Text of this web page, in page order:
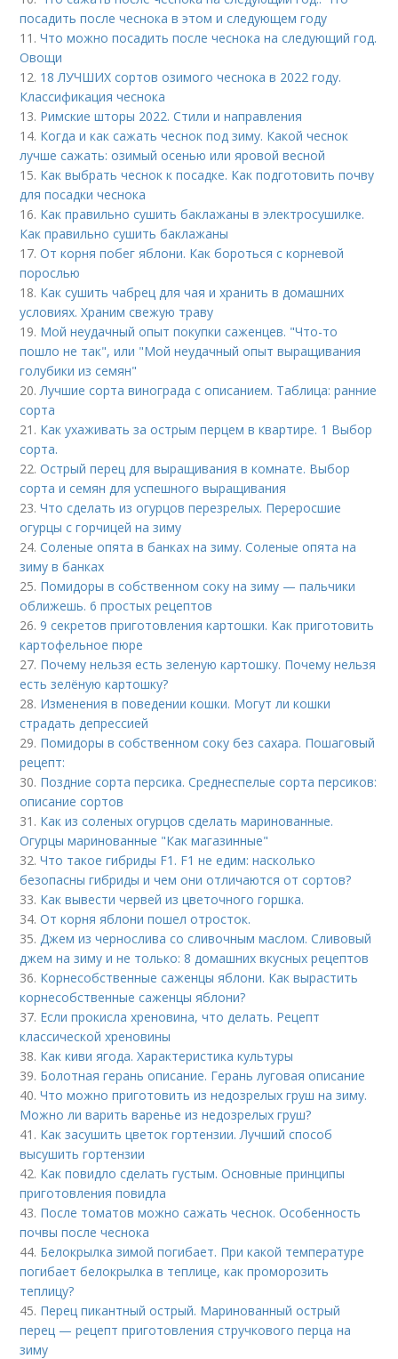
посадить после чеснока в этом и следующем году
11.Что можно посадить после чеснока на следующий год.
Овощи
12. 18 ЛУЧШИХ сортов озимого чеснока в 2022 году.
Классификация чеснока
13. Римские шторы 2022. Стили и направления
14. Когда и как сажать чеснок под зиму. Какой чеснок
лучше сажать: озимый осенью или яровой весной
15. Как выбрать чеснок к посадке. Как подготовить почву
для посадки чеснока
16. Как правильно сушить баклажаны в электросушилке.
Как правильно сушить баклажаны
17.От корня побег яблони. Как бороться с корневой
порослью
18. Как сушить чабрец для чая и хранить в домашних
условиях. Храним свежую траву
19. Мой неудачный опыт покупки саженцев. "Что-то
пошло не так", или "Мой неудачный опыт выращивания
голубики из семян"
20.Лучшие сорта винограда с описанием. Таблица: ранние
сорта
21. Как ухаживать за острым перцем в квартире. 1 Выбор
сорта.
22.Острый перец для выращивания в комнате. Выбор
сорта и семян для успешного выращивания
23.Что сделать из огурцов перезрелых. Переросшие
огурцы с горчицей на зиму
24.Соленые опята в банках на зиму. Соленые опята на
зиму в банках
25. Помидоры в собственном соку на зиму — пальчики
оближешь. 6 простых рецептов
26.9 секретов приготовления картошки. Как приготовить
картофельное пюре
27. Почему нельзя есть зеленую картошку. Почему нельзя
есть зелёную картошку?
28. Изменения в поведении кошки. Могут ли кошки
страдать депрессией
29. Помидоры в собственном соку без сахара. Пошаговый
рецепт:
30. Поздние сорта персика. Среднеспелые сорта персиков:
описание сортов
31. Как из соленых огурцов сделать маринованные.
Огурцы маринованные "Как магазинные"
32.Что такое гибриды F1. F1 не едим: насколько
безопасны гибриды и чем они отличаются от сортов?
33. Как вывести червей из цветочного горшка.
34.От корня яблони пошел отросток.
35.Джем из чернослива со сливочным маслом. Сливовый
джем на зиму и не только: 8 домашних вкусных рецептов
36. Корнесобственные саженцы яблони. Как вырастить
корнесобственные саженцы яблони?
37. Если прокисла хреновина, что делать. Рецепт
классической хреновины
38. Как киви ягода. Характеристика культуры
39. Болотная герань описание. Герань луговая описание
40.Что можно приготовить из недозрелых груш на зиму.
Можно ли варить варенье из недозрелых груш?
41. Как засушить цветок гортензии. Лучший способ
высушить гортензии
42. Как повидло сделать густым. Основные принципы
приготовления повидла
43. После томатов можно сажать чеснок. Особенность
почвы после чеснока
44. Белокрылка зимой погибает. При какой температуре
погибает белокрылка в теплице, как проморозить
теплицу?
45. Перец пикантный острый. Маринованный острый
перец — рецепт приготовления стручкового перца на
зиму